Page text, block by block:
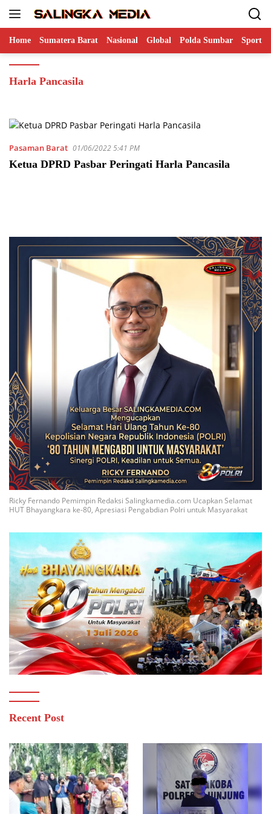
Home Sumatera Barat Nasional Global Polda Sumbar Sports
Harla Pancasila
Pasaman Barat 01/06/2022 5:41 PM
Ketua DPRD Pasbar Peringati Harla Pancasila
Ricky Fernando Pemimpin Redaksi Salingkamedia.com Ucapkan Selamat
HUT Bhayangkara ke-80, Apresiasi Pengabdian Polri untuk Masyarakat
Recent Post